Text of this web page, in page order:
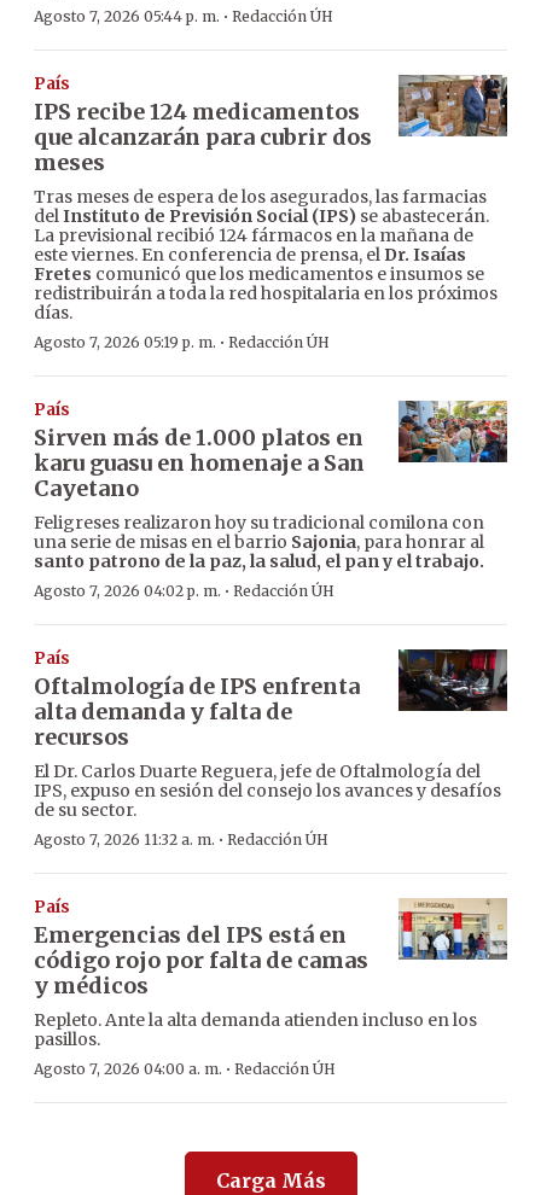
Agosto 7, 2026 05:44 p. m. · Redacción ÚH
País
IPS recibe 124 medicamentos
que alcanzarán para cubrir dos
meses
Tras meses de espera de los asegurados, las farmacias
delInstituto de Previsión Social (IPS) se abastecerán.
La previsional recibió 124 fármacos en la mañana de
este viernes. En conferencia de prensa, el Dr. Isaías
Fretes comunicó que los medicamentos e insumos se
redistribuirán a toda la red hospitalaria en los próximos
días.
Agosto 7, 2026 05:19 p. m. · Redacción ÚH
País
Sirven más de 1.000 platos en
karu guasu en homenaje a San
Cayetano
Feligreses realizaron hoy su tradicional comilona con
una serie de misas en el barrio Sajonia, para honrar al
santo patrono de la paz, la salud, el pan y el trabajo.
Agosto 7, 2026 04:02 p. m. · Redacción ÚH
País
Oftalmología de IPS enfrenta
alta demanda y falta de
recursos
El Dr. Carlos Duarte Reguera, jefe de Oftalmología del
IPS, expuso en sesión del consejo los avances y desafíos
de su sector.
Agosto 7, 2026 11:32 a. m. · Redacción ÚH
País
Emergencias del IPS está en
código rojo por falta de camas
y médicos
Repleto. Ante la alta demanda atienden incluso en los
pasillos.
Agosto 7, 2026 04:00 a. m. · Redacción ÚH
Carga Más